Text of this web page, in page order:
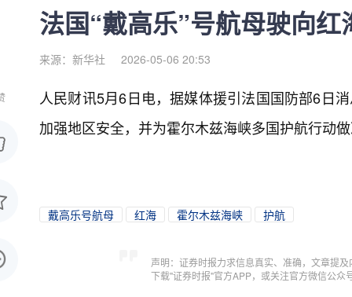
法国“戴高乐”号航母驶向
来源：新华社 2026-05-06 20:53
人民财讯5月6日电，据媒体援引法国国防部6日
加强地区安全，并为霍尔木兹海峡多国护航行动
戴高乐号航母 红海 霍尔木兹海峡 护航
声明：证券时报力求信息真实、准确，文章提
下载"证券时报"官方APP，或关注官方微信公